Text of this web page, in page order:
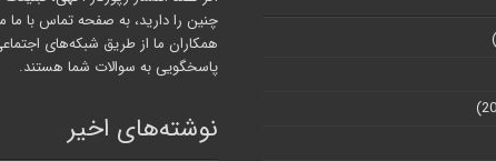
چنین را دارید، به صفحه تماس با ما
همکاران ما از طریق شبکه‌های
پاسخگویی به سوالات شما هستند.
نوشته‌های اخیر